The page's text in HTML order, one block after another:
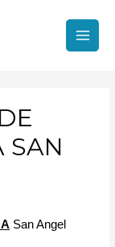
SAN
San Angel